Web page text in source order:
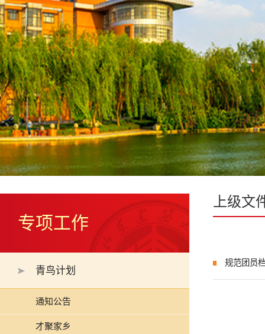
专项工作
青鸟计划
通知公告
才聚家乡
上级文
规范团员